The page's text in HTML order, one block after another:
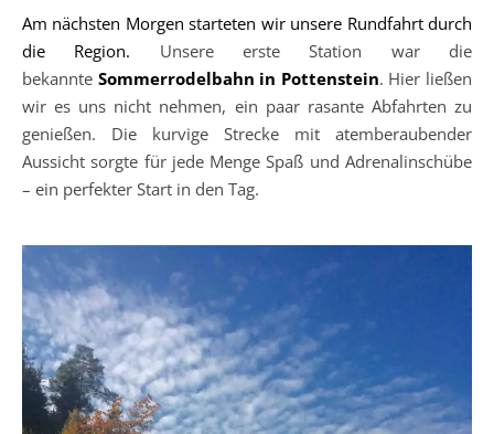
Am nächsten Morgen starteten wir unsere Rundfahrt durch
die Region. Unsere erste Station war die
bekannte Sommerrodelbahn in Pottenstein. Hier ließen
wir es uns nicht nehmen, ein paar rasante Abfahrten zu
genießen. Die kurvige Strecke mit atemberaubender
Aussicht sorgte für jede Menge Spaß und Adrenalinschübe
– ein perfekter Start in den Tag.